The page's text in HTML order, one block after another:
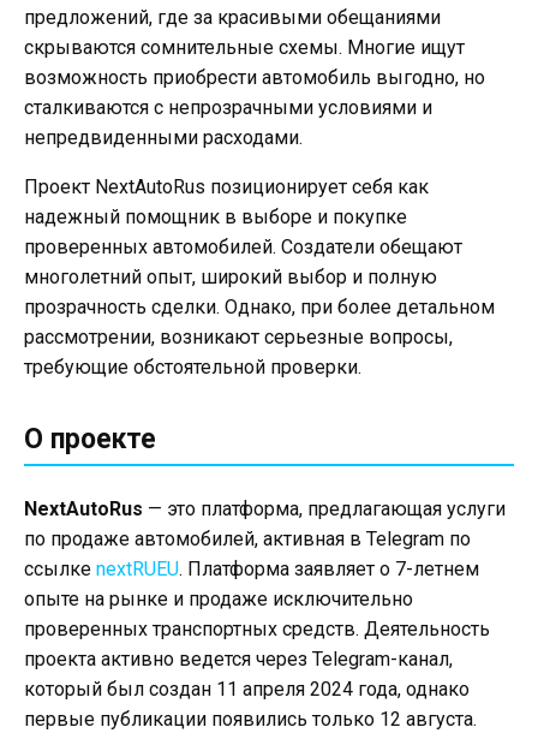
предложений, где за красивыми обещаниями
скрываются сомнительные схемы. Многие ищут
возможность приобрести автомобиль выгодно, но
сталкиваются с непрозрачными условиями и
непредвиденными расходами.
Проект NextAutoRus позиционирует себя как
надежный помощник в выборе и покупке
проверенных автомобилей. Создатели обещают
многолетний опыт, широкий выбор и полную
прозрачность сделки. Однако, при более детальном
рассмотрении, возникают серьезные вопросы,
требующие обстоятельной проверки.
О проекте
NextAutoRus — это платформа, предлагающая услуги
по продаже автомобилей, активная в Telegram по
ссылке nextRUEU. Платформа заявляет о 7-летнем
опыте на рынке и продаже исключительно
проверенных транспортных средств. Деятельность
проекта активно ведется через Telegram-канал,
который был создан 11 апреля 2024 года, однако
первые публикации появились только 12 августа.